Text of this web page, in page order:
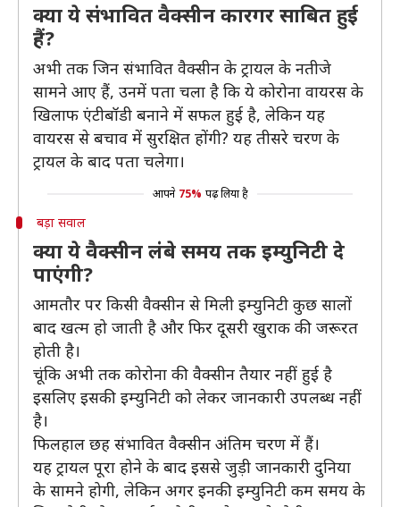
क्या ये संभावित वैक्सीन कारगर साबित हुई
हैं?
अभी तक जिन संभावित वैक्सीन के ट्रायल के नतीजे
सामने आए हैं, उनमें पता चला है कि ये कोरोना वायरस के
खिलाफ एंटीबॉडी बनाने में सफल हुई है, लेकिन यह
वायरस से बचाव में सुरक्षित होंगी? यह तीसरे चरण के
ट्रायल के बाद पता चलेगा।
आपने 75% पढ़ लिया है
बड़ा सवाल
क्या ये वैक्सीन लंबे समय तक इम्युनिटी दे
पाएंगी?
आमतौर पर किसी वैक्सीन से मिली इम्युनिटी कुछ सालों
बाद खत्म हो जाती है और फिर दूसरी खुराक की जरूरत
होती है।
चूंकि अभी तक कोरोना की वैक्सीन तैयार नहीं हुई है
इसलिए इसकी इम्युनिटी को लेकर जानकारी उपलब्ध नहीं
है।
फिलहाल छह संभावित वैक्सीन अंतिम चरण में हैं।
यह ट्रायल पूरा होने के बाद इससे जुड़ी जानकारी दुनिया
के सामने होगी, लेकिन अगर इनकी इम्युनिटी कम समय के